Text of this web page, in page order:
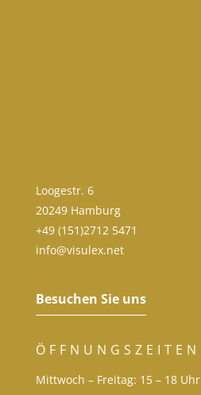
Loogestr. 6
20249 Hamburg
+49 (151)2712 5471
info@visulex.net
Besuchen Sie uns
ÖFFNUNGSZEITEN
Mittwoch – Freitag: 15 – 18 Uhr